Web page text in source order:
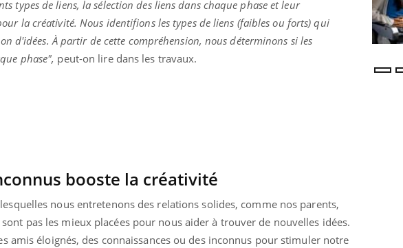
types de liens, la sélection des liens dans chaque phase et leur
la créativité. Nous identifions les types de liens (faibles ou forts) qui
d'idées. À partir de cette compréhension, nous déterminons si les
phase", peut-on lire dans les travaux.
booste la créativité
nous entretenons des relations solides, comme nos parents,
pas les mieux placées pour nous aider à trouver de nouvelles idées.
amis éloignés, des connaissances ou des inconnus pour stimuler notre
Cytomégalovirus : ce qui
change dans la prise en
charge des femmes
enceintes
Pourquoi votre ventre
jours de vos vacances ?